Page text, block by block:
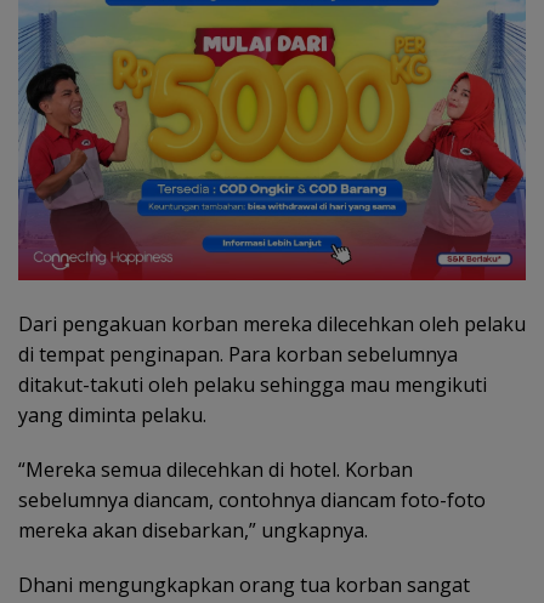
Dari pengakuan korban mereka dilecehkan oleh pelaku
di tempat penginapan. Para korban sebelumnya
ditakut-takuti oleh pelaku sehingga mau mengikuti
yang diminta pelaku.
“Mereka semua dilecehkan di hotel. Korban
sebelumnya diancam, contohnya diancam foto-foto
mereka akan disebarkan,” ungkapnya.
Dhani mengungkapkan orang tua korban sangat